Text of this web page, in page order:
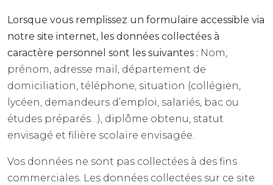
Lorsque vous remplissez un formulaire accessible via
notre site internet, les données collectées à
caractère personnel sont les suivantes : Nom,
prénom, adresse mail, département de
domiciliation, téléphone, situation (collégien,
lycéen, demandeurs d’emploi, salariés, bac ou
études préparés…), diplôme obtenu, statut
envisagé et filière scolaire envisagée.
Vos données ne sont pas collectées à des fins
commerciales. Les données collectées sur ce site